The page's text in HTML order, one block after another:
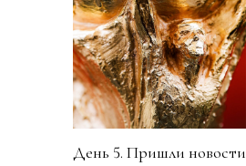
День 5. Пришли новости